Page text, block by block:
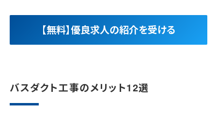
【無料】優良求人の紹介を受ける
バスダクト工事のメリット12選